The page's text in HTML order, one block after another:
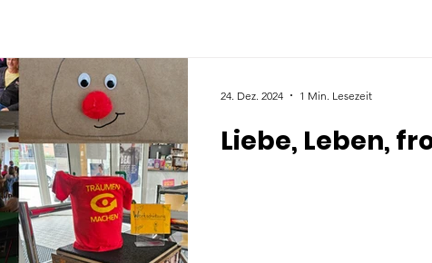
Liebe, Leben,
24. Dez. 2024 1 Min. Lesezeit